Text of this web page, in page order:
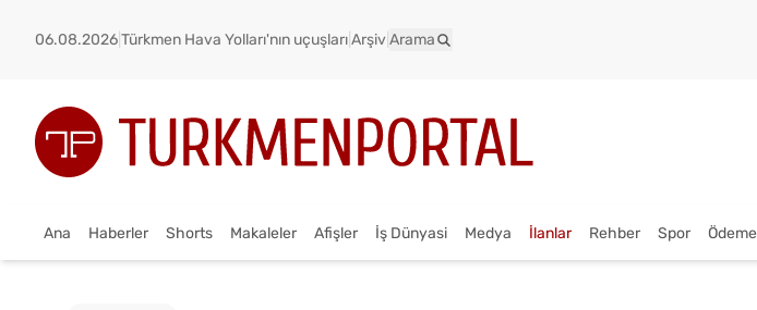
06.08.2026Türkmen Hava Yolları'nın uçuşlarıArşiv Arama
Ana Haberler Shorts Makaleler Afişler İş Dünyasi Medya İlanlar Rehber Spor Ödeme